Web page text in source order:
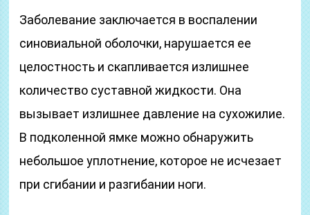
Заболевание заключается в воспалении
синовиальной оболочки, нарушается ее
целостность и скапливается излишнее
количество суставной жидкости. Она
вызывает излишнее давление на сухожилие.
В подколенной ямке можно обнаружить
небольшое уплотнение, которое не исчезает
при сгибании и разгибании ноги.